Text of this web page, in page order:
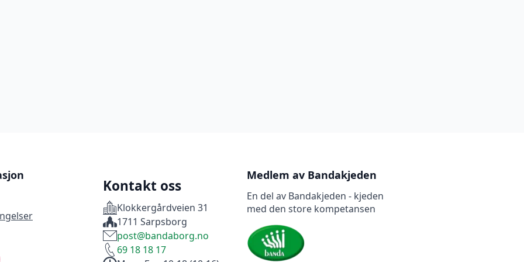
Kontakt oss
Klokkergårdveien 31
1711 Sarpsborg
post@bandaborg.no
69 18 18 17
Medlem av Bandakjeden
En del av Bandakjeden - kjeden
med den store kompetansen